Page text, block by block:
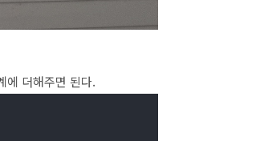
에 더해주면 된다.